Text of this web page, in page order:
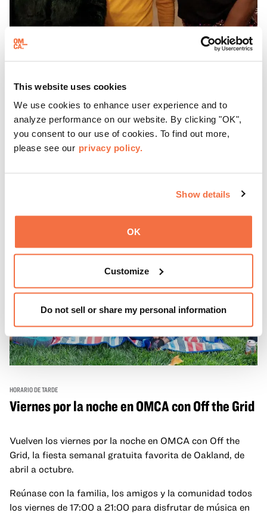
This website uses cookies
We use cookies to enhance user experience and to
analyze performance on our website. By clicking "OK",
you consent to our use of cookies. To find out more,
please see our privacy policy.
Show details
OK
Customize
Do not sell or share my personal information
HORARIO DE TARDE
Disfruta de ThursDates en el OMCA: tu cita semanal en el
museo, llena de cócteles, cultura y ambiente. Relájate en
el Town Fare Cafe, del chef Michele McQueen, donde
podrás disfrutar de bebidas y aperitivos con música de
sesiones de dibujo en directo y mucho más... ¡solo para
Más información
HORARIO DE TARDE
Viernes por la noche en OMCA con Off the Grid
Vuelven los viernes por la noche en OMCA con Off the
Grid, la fiesta semanal gratuita favorita de Oakland, de
abril a octubre.
Reúnase con la familia, los amigos y la comunidad todos
los viernes de 17:00 a 21:00 para disfrutar de música en